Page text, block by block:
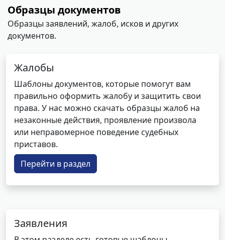
Образцы документов
Образцы заявлений, жалоб, исков и других
документов.
Жалобы
Шаблоны документов, которые помогут вам
правильно оформить жалобу и защитить свои
права. У нас можно скачать образцы жалоб на
незаконные действия, проявление произвола
или неправомерное поведение судебных
приставов.
Перейти в раздел
Заявления